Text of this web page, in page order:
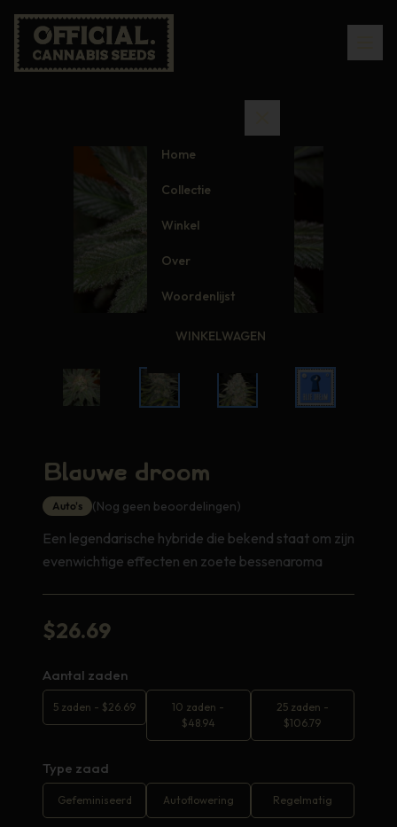
Home
Collectie
Winkel
Over
Woordenlijst
WINKELWAGEN
Blauwe droom
Auto's (Nog geen beoordelingen)
Een legendarische hybride die bekend staat om zijn
evenwichtige effecten en zoete bessenaroma
$26.69
Aantal zaden
5 zaden - $26.69 10 zaden -
$48.94
25 zaden -
$106.79
Type zaad
Gefeminiseerd Autoflowering Regelmatig